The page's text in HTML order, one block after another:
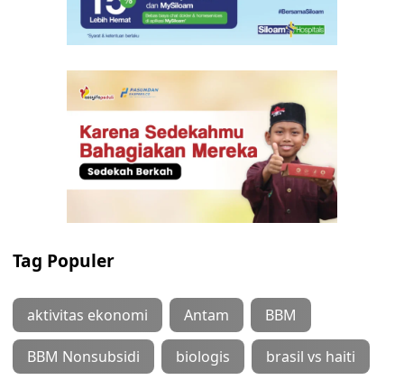
Tag Populer
aktivitas ekonomi Antam BBM
BBM Nonsubsidi biologis brasil vs haiti